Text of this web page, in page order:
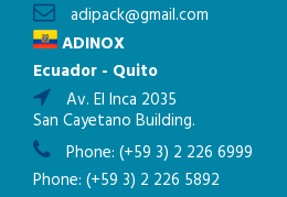
adipack@gmail.com
ADINOX
Ecuador - Quito
Av. El Inca 2035
San Cayetano Building.
Phone: (+59 3) 2 226 6999
Phone: (+59 3) 2 226 5892